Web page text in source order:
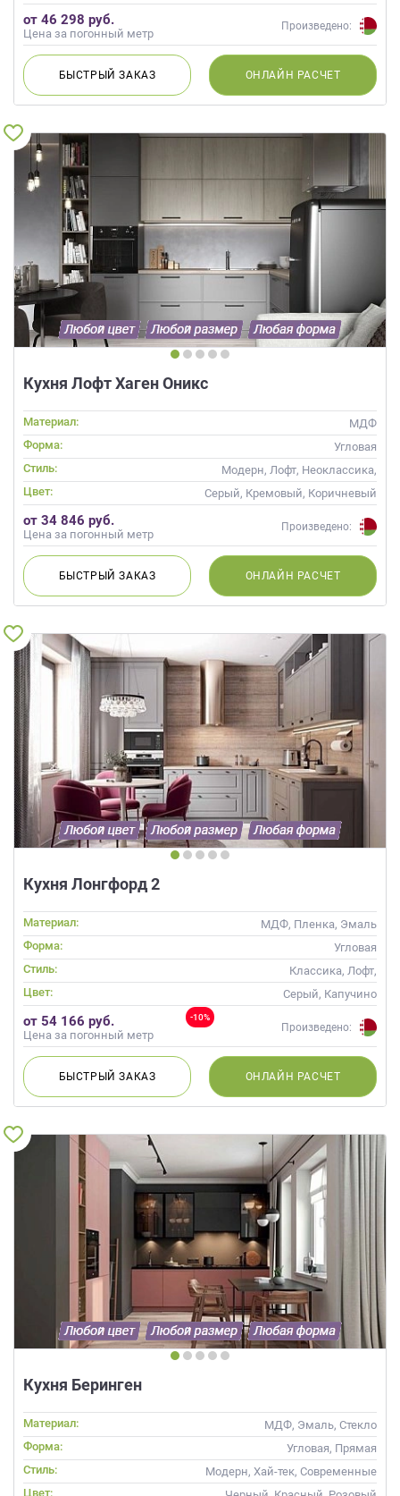
кость, Кремовый
от 46 298 руб.
Цена за погонный метр
Произведено:
БЫСТРЫЙЗАКАЗ ОНЛАЙН РАСЧЕТ
Кухня Лофт Хаген Оникс
Материал:
МДФ
Форма:
Угловая
Стиль:
Модерн, Лофт, Неоклассика,
Современные
Цвет: Серый, Кремовый, Коричневый
от 34 846 руб.
Цена за погонный метр
Произведено:
БЫСТРЫЙЗАКАЗ ОНЛАЙН РАСЧЕТ
Кухня Лонгфорд 2
Материал:
МДФ, Пленка, Эмаль
Форма:
Угловая
Стиль:
Классика, Лофт,
Скандинавский, Неоклассика
Цвет: Серый, Капучино
-10%
от 54 166 руб.
Цена за погонный метр
Произведено:
БЫСТРЫЙЗАКАЗ ОНЛАЙН РАСЧЕТ
Кухня Беринген
Материал:
МДФ, Эмаль, Стекло
Форма:
Угловая, Прямая
Стиль:
Модерн, Хай-тек, Современные
Цвет: